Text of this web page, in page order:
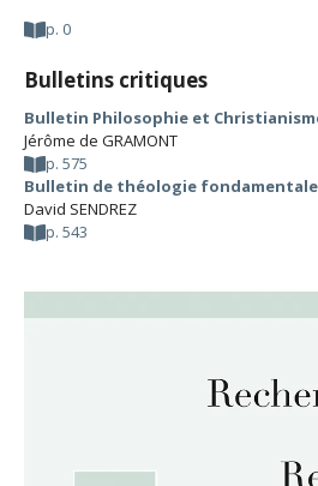
p. 0
Bulletins critiques
Bulletin Philosophie et Christianisme
Jérôme de GRAMONT
p. 575
Bulletin de théologie fondamentale
David SENDREZ
p. 543